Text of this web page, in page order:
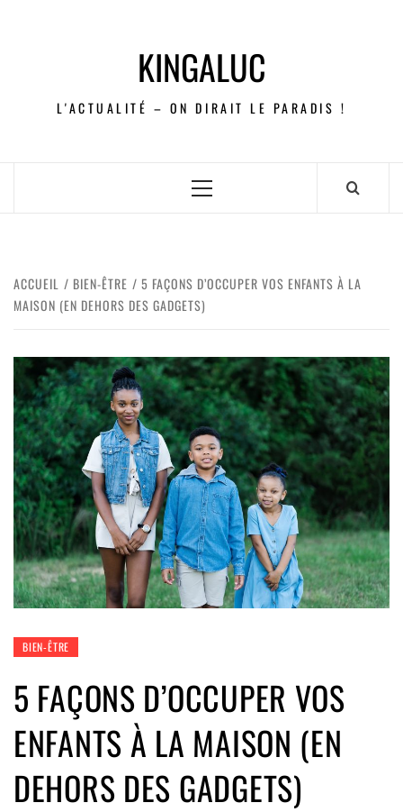
KINGALUC
L'ACTUALITÉ – ON DIRAIT LE PARADIS !
ACCUEIL BIEN-ÊTRE
5 FAÇONS D’OCCUPER VOS ENFANTS À LA
MAISON (EN DEHORS DES GADGETS)
BIEN-ÊTRE
5 FAÇONS D’OCCUPER VOS
ENFANTS À LA MAISON (EN
DEHORS DES GADGETS)